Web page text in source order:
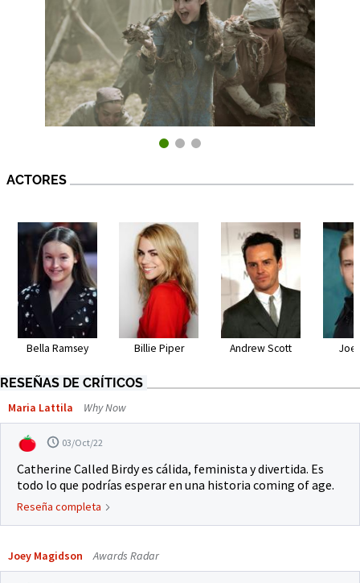
ACTORES
Bella Ramsey Billie Piper Andrew Scott Joe
RESEÑAS DE CRÍTICOS
Maria Lattila Why Now
03/Oct/22
Catherine Called Birdy es cálida, feminista y divertida. Es
todo lo que podrías esperar en una historia coming of age.
Reseña completa
Joey Magidson Awards Radar